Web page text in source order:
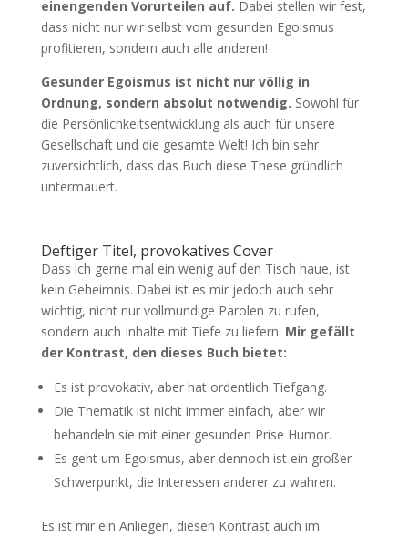
einengenden Vorurteilen auf. Dabei stellen wir fest,
dass nicht nur wir selbst vom gesunden Egoismus
profitieren, sondern auch alle anderen!
Gesunder Egoismus ist nicht nur völlig in
Ordnung, sondern absolut notwendig. Sowohl für
die Persönlichkeitsentwicklung als auch für unsere
Gesellschaft und die gesamte Welt! Ich bin sehr
zuversichtlich, dass das Buch diese These gründlich
untermauert.
Deftiger Titel, provokatives Cover
Dass ich gerne mal ein wenig auf den Tisch haue, ist
kein Geheimnis. Dabei ist es mir jedoch auch sehr
wichtig, nicht nur vollmundige Parolen zu rufen,
sondern auch Inhalte mit Tiefe zu liefern. Mir gefällt
der Kontrast, den dieses Buch bietet:
Es ist provokativ, aber hat ordentlich Tiefgang.
Die Thematik ist nicht immer einfach, aber wir
behandeln sie mit einer gesunden Prise Humor.
Es geht um Egoismus, aber dennoch ist ein großer
Schwerpunkt, die Interessen anderer zu wahren.
Es ist mir ein Anliegen, diesen Kontrast auch im